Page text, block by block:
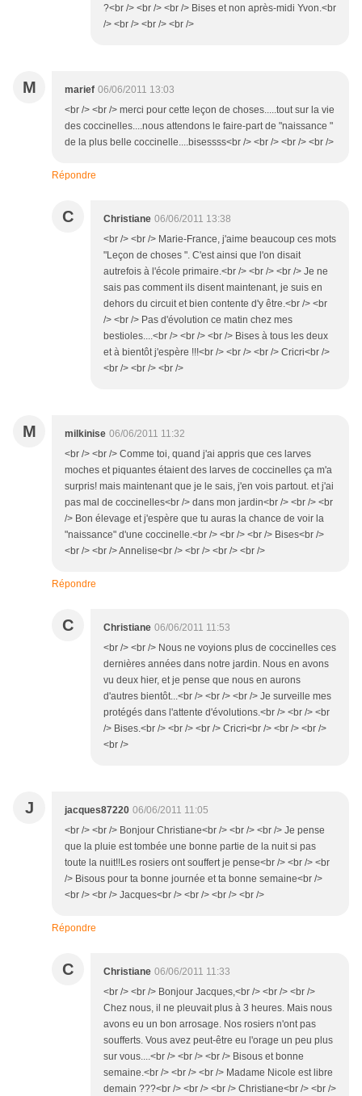
?<br /> <br /> <br /> Bises et non après-midi Yvon.<br
/> <br /> <br /> <br />
M marief 06/06/2011 13:03
<br /> <br /> merci pour cette leçon de choses.....tout sur la vie
des coccinelles....nous attendons le faire-part de "naissance "
de la plus belle coccinelle....bisessss<br /> <br /> <br /> <br />
Répondre
C Christiane 06/06/2011 13:38
<br /> <br /> Marie-France, j'aime beaucoup ces mots
"Leçon de choses ". C'est ainsi que l'on disait
autrefois à l'école primaire.<br /> <br /> <br /> Je ne
sais pas comment ils disent maintenant, je suis en
dehors du circuit et bien contente d'y être.<br /> <br
/> <br /> Pas d'évolution ce matin chez mes
bestioles....<br /> <br /> <br /> Bises à tous les deux
et à bientôt j'espère !!!<br /> <br /> <br /> Cricri<br />
<br /> <br /> <br />
M milkinise 06/06/2011 11:32
<br /> <br /> Comme toi, quand j'ai appris que ces larves
moches et piquantes étaient des larves de coccinelles ça m'a
surpris! mais maintenant que je le sais, j'en vois partout. et j'ai
pas mal de coccinelles<br /> dans mon jardin<br /> <br /> <br
/> Bon élevage et j'espère que tu auras la chance de voir la
"naissance" d'une coccinelle.<br /> <br /> <br /> Bises<br />
<br /> <br /> Annelise<br /> <br /> <br /> <br />
Répondre
C Christiane 06/06/2011 11:53
<br /> <br /> Nous ne voyions plus de coccinelles ces
dernières années dans notre jardin. Nous en avons
vu deux hier, et je pense que nous en aurons
d'autres bientôt...<br /> <br /> <br /> Je surveille mes
protégés dans l'attente d'évolutions.<br /> <br /> <br
/> Bises.<br /> <br /> <br /> Cricri<br /> <br /> <br />
<br />
J jacques87220 06/06/2011 11:05
<br /> <br /> Bonjour Christiane<br /> <br /> <br /> Je pense
que la pluie est tombée une bonne partie de la nuit si pas
toute la nuit!!Les rosiers ont souffert je pense<br /> <br /> <br
/> Bisous pour ta bonne journée et ta bonne semaine<br />
<br /> <br /> Jacques<br /> <br /> <br /> <br />
Répondre
C Christiane 06/06/2011 11:33
<br /> <br /> Bonjour Jacques,<br /> <br /> <br />
Chez nous, il ne pleuvait plus à 3 heures. Mais nous
avons eu un bon arrosage. Nos rosiers n'ont pas
soufferts. Vous avez peut-être eu l'orage un peu plus
sur vous....<br /> <br /> <br /> Bisous et bonne
semaine.<br /> <br /> <br /> Madame Nicole est libre
demain ???<br /> <br /> <br /> Christiane<br /> <br />